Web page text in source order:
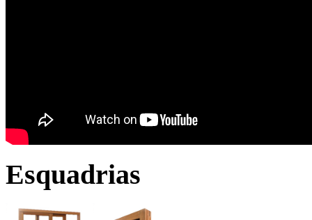
Esquadrias